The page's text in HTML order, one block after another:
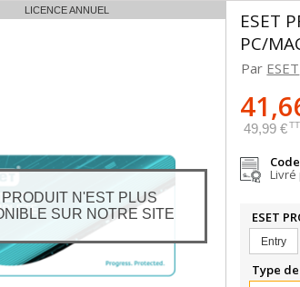
N'EST PLUS
SUR NOTRE SITE
LICENCE ANNUEL
ESET
PC/
Par ESET
49,99 €
Code
Livré
ESET
Entry
Type